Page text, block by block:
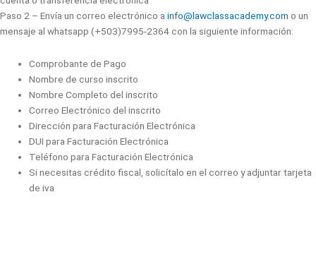
Paso 2 – Envía un correo electrónico a info@lawclassacademy.com o un
mensaje al whatsapp (+503)7995-2364 con la siguiente información:
Comprobante de Pago
Nombre de curso inscrito
Nombre Completo del inscrito
Correo Electrónico del inscrito
Dirección para Facturación Electrónica
DUI para Facturación Electrónica
Teléfono para Facturación Electrónica
Si necesitas crédito fiscal, solicítalo en el correo y adjuntar tarjeta
de iva